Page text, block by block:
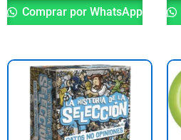
Comprar por WhatsApp